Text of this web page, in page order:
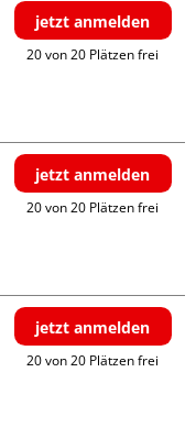
jetzt anmelden
20 von 20 Plätzen frei
jetzt anmelden
20 von 20 Plätzen frei
jetzt anmelden
20 von 20 Plätzen frei